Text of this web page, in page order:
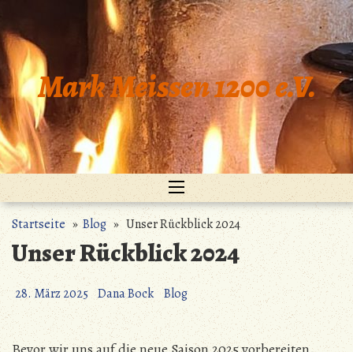
Inhalt
springen
Mark Meissen 1200 e.V.
Startseite»Blog» Unser Rückblick 2024
Unser Rückblick 2024
28. März 2025 Dana Bock Blog